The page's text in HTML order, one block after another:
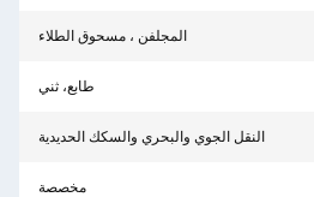
المجلفن ، مسحوق الطلاء
طابع، ثني
النقل الجوي والبحري والسكك الحديدية
مخصصة